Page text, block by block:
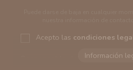
Acepto las condiciones
Responsable del tratamiento: